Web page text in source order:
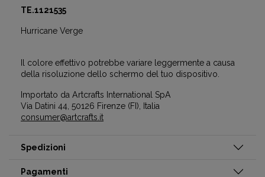
TE.1121535
Hurricane Verge
Il colore effettivo potrebbe variare leggermente a causa
della risoluzione dello schermo del tuo dispositivo.
Importato da Artcrafts International SpA
Via Datini 44, 50126 Firenze (FI), Italia
consumer@artcrafts.it
Spedizioni
Pagamenti